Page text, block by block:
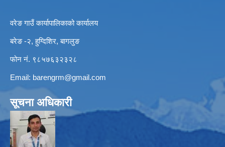
वरेङ गाउँ कार्यापालिकाको कार्यालय
बरेङ -२, हुग्दिशिर, बागलुङ
फोन नं. ९८५७६३२३२८
Email: barengrm@gmail.com
सूचना अधिकारी